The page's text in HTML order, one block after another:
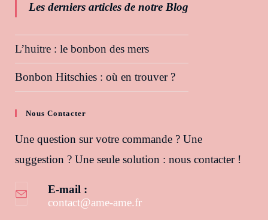
Les derniers articles de notre Blog
L’huitre : le bonbon des mers
Bonbon Hitschies : où en trouver ?
Nous Contacter
Une question sur votre commande ? Une
suggestion ? Une seule solution : nous contacter !
E-mail :
contact@ame-ame.frS’ouvre dans votre application